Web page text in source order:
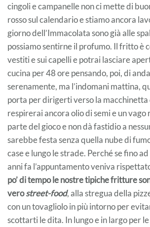
cingoli e campanelle non ci mette di
rosso sul calendario e stiamo ancora
giorno dell’Immacolata sono già alle
possiamo sentirne il profumo. Il fritto è
vestiti e sui capelli e potrai lasciare
cucina per 48 ore pensando, poi, di
serenamente, ma l’indomani mattina,
porta per dirigerti verso la macchinetta
respirerai ancora olio di semi e un vago
parte del gioco e non dà fastidio a
sarebbe festa senza quella nube di
case e lungo le strade. Perché se fino
anni fa l’appuntamento veniva
po’ di tempo le nostre tipiche fritture
verostreet-food, alla stregua della
con un tovagliolo in più intorno per
scottarti le dita. In lungo e in largo per